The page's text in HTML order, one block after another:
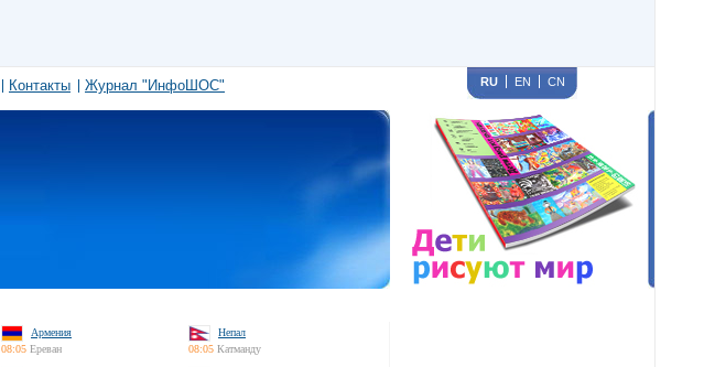
Контакты Журнал "ИнфоШОС" RU EN CN
Армения
08:05 Ереван
Непал
08:05 Катманду